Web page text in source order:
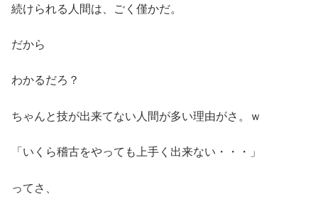
続けられる人間は、ごく僅かだ。
だから
わかるだろ？
ちゃんと技が出来てない人間が多い理由がさ。ｗ
「いくら稽古をやっても上手く出来ない・・・」
ってさ、